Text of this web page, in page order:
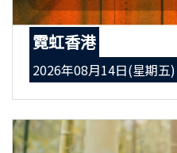
霓虹香港
2026年08月14日(星期五)